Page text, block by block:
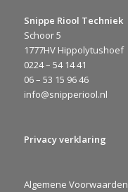
Snippe Riool Techniek
Schoor 5
1777HV Hippolytushoef
0224 – 54 14 41
06 – 53 15 96 46
info@snipperiool.nl
Privacy verklaring
Algemene Voorwaarden